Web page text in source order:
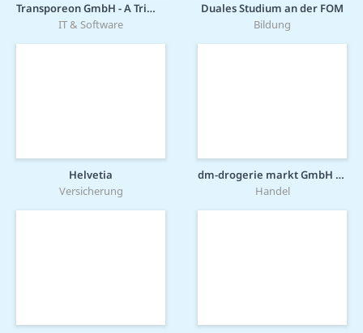
Transporeon GmbH - A Trimble Company
IT & Software
Duales Studium an der FOM
Bildung
Helvetia
Versicherung
dm-drogerie markt GmbH + Co. KG
Handel